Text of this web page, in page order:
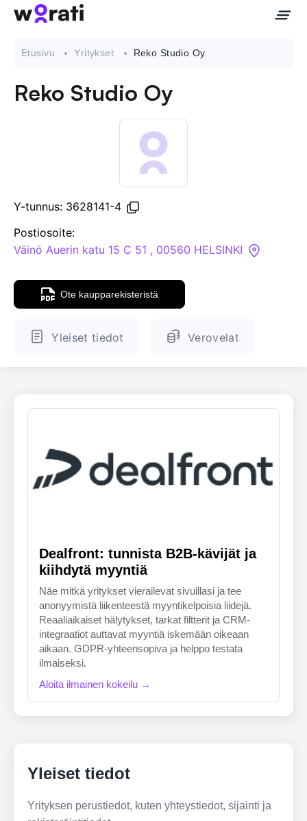
API
Tietopankki
ENGLANTI SUOMALAINEN
Etusivu Yritykset Reko Studio Oy
Reko Studio Oy
Y-tunnus: 3628141-4
Postiosoite:
Väinö Auerin katu 15 C 51 , 00560 HELSINKI
Ote kaupparekisteristä
Yleiset tiedot Verovelat
Dealfront: tunnista B2B-kävijät ja
kiihdytä myyntiä
Näe mitkä yritykset vierailevat sivuillasi ja tee
anonyymistä liikenteestä myyntikelpoisia liidejä.
Reaaliaikaiset hälytykset, tarkat filtterit ja CRM-
integraatiot auttavat myyntiä iskemään oikeaan
aikaan. GDPR-yhteensopiva ja helppo testata
ilmaiseksi.
Aloita ilmainen kokeilu →
Yleiset tiedot
Yrityksen perustiedot, kuten yhteystiedot, sijainti ja